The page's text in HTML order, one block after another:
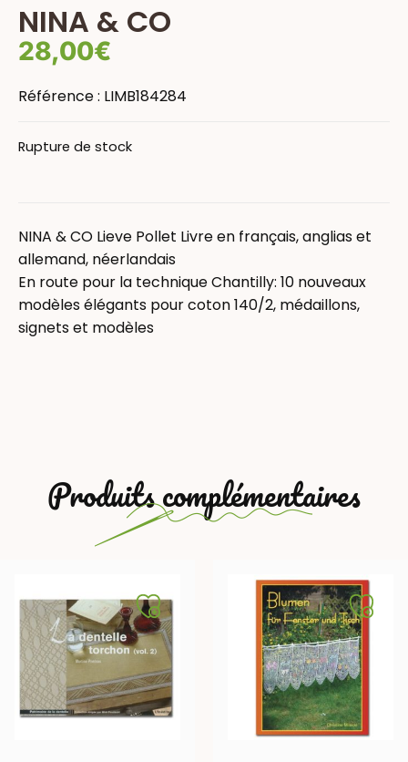
NINA & CO
28,00€
Référence : LIMB184284
Rupture de stock
NINA & CO Lieve Pollet Livre en français, anglias et
allemand, néerlandais
En route pour la technique Chantilly: 10 nouveaux
modèles élégants pour coton 140/2, médaillons,
signets et modèles
Produits complémentaires